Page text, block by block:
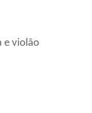
e violão